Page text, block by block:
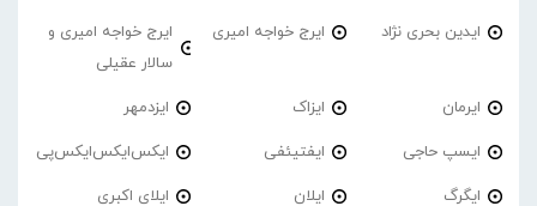
ایدین بحری نژاد ایرج خواجه امیری
ایرج خواجه امیری و
سالار عقیلی
ایرمان ایزاک ایزدمهر
ایسپ حاجی ایفتیئفی ایکس‌ایکس‌ایکس‌پی
ایگرگ ایلان ایلای اکبری